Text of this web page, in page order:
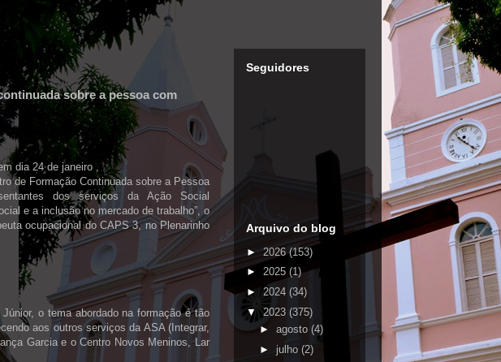
sobre a pessoa com
dia 24 de janeiro ,
de Formação Continuada sobre a Pessoa
dos serviços da Ação Social
e a inclusão no mercado de trabalho”, o
ocupacional do CAPS 3, no Plenarinho
o tema abordado na formação é tão
aos outros serviços da ASA (Integrar,
Garcia e o Centro Novos Meninos, Lar
Seguidores
Arquivo do blog
►2026(153)
► 2025 (1)
► 2024 (34)
▼2023 (375)
► agosto (4)
► julho (2)